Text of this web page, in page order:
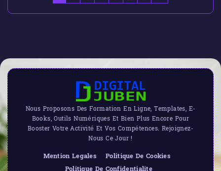
Nous Proposons Des Formation En Ligne, Templates, E-
Books, Outils Numériques Et Bien Plus Encore Pour
Booster Votre Activité Et Vos Compétences. Rejoignez-
Nous Ce Jour !
Mention Legales
Politique De Cookies